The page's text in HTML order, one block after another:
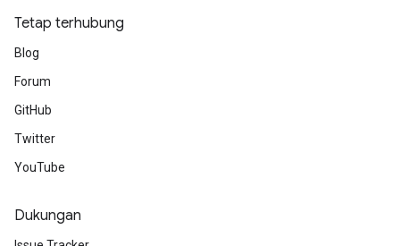
Tetap terhubung
Blog
Forum
GitHub
Twitter
YouTube
Dukungan